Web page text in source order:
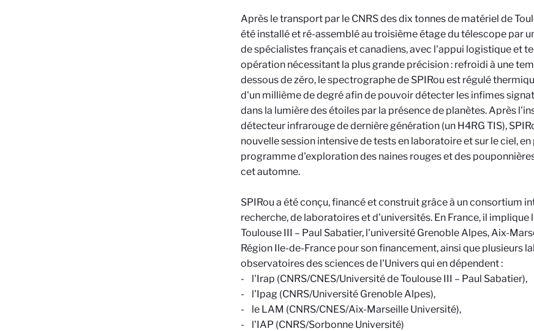
Après le transport par le CNRS des dix tonnes de matériel de
été installé et ré-assemblé au troisième étage du télescope par
de spécialistes français et canadiens, avec l'appui logistique et
opération nécessitant la plus grande précision : refroidi à une
dessous de zéro, le spectrographe de SPIRou est régulé
d'un millième de degré afin de pouvoir détecter les infimes
dans la lumière des étoiles par la présence de planètes. Après
détecteur infrarouge de dernière génération (un H4RG TIS),
nouvelle session intensive de tests en laboratoire et sur le ciel,
programme d'exploration des naines rouges et des
cet automne.
SPIRou a été conçu, financé et construit grâce à un consortium
recherche, de laboratoires et d'universités. En France, il implique
Toulouse III – Paul Sabatier, l'université Grenoble Alpes, Aix-
Région Ile-de-France pour son financement, ainsi que plusieurs
observatoires des sciences de l'Univers qui en dépendent :
- l'Irap (CNRS/CNES/Université de Toulouse III – Paul Sabatier),
- l'Ipag (CNRS/Université Grenoble Alpes),
- le LAM (CNRS/CNES/Aix-Marseille Université),
- l'IAP (CNRS/Sorbonne Université)